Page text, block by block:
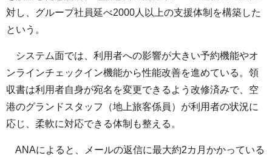
対し、グループ社員延べ2000人以上の支援体制を構築した
という。
システム面では、利用者への影響が大きい予約機能やオ
ンラインチェックイン機能から性能改善を進めている。領
収書は利用者自身が宛名を変更できるよう改修済みで、空
港のグランドスタッフ（地上旅客係員）が利用者の状況に
応じ、柔軟に対応できる体制も整える。
ANAによると、メールの返信に最大約2カ月かかっている